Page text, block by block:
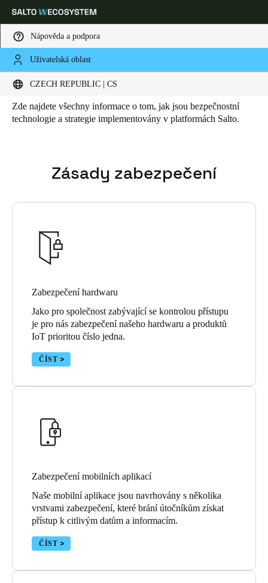
Nápověda a podpora
Uživatelská oblast
CZECH REPUBLIC | CS
Vyberte svou polohu a nastavení jazyka
Global Europe North America Caribbean -
Deutsch
Switzerland
Français
English
Ireland
English
Français
NederlandsEnglish
FrançaisNederlandsEnglish
Español
Portugal
Português
HOME BEZPEČNOST
Bezpečnost
Zde najdete všechny informace o tom, jak jsou bezpečnostní
technologie a strategie implementovány v platformách Salto.
Zásady zabezpečení
Zabezpečení hardwaru
Jako pro společnost zabývající se kontrolou přístupu
je pro nás zabezpečení našeho hardwaru a produktů
IoT prioritou číslo jedna.
ČÍST
Zabezpečení mobilních aplikací
Naše mobilní aplikace jsou navrhovány s několika
vrstvami zabezpečení, které brání útočníkům získat
přístup k citlivým datům a informacím.
ČÍST